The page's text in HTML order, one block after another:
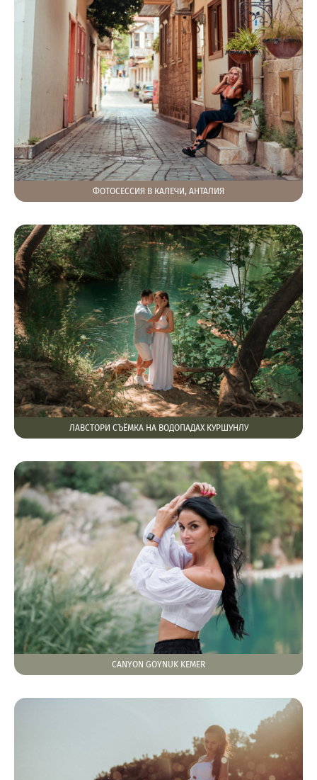
ФОТОСЕССИЯ В КАЛЕЧИ, АНТАЛИЯ
ЛАВСТОРИ СЪЁМКА НА ВОДОПАДАХ КУРШУНЛУ
CANYON GOYNUK KEMER